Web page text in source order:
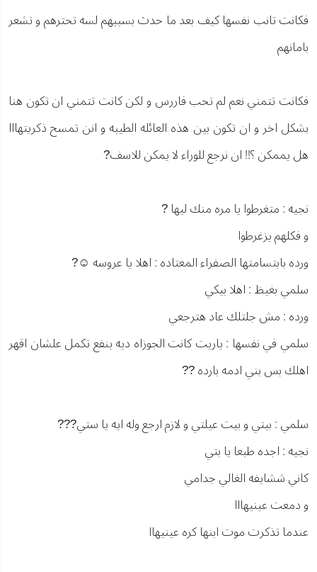
فكانت تانب نفسها كيف بعد ما حدث بسببهم لسه تحترهم و تشعر
بامانهم
فكانت تتمني نعم لم تحب فاررس و لكن كانت تتمني ان تكون هنا
بشكل اخر و ان تكون بين هذه العائله الطيبه و انن تمسح ذكريتهااا
هل يممكن ؟!! ان نرجع للوراء لا يمكن للاسف?
نجيه : متغرطوا يا مره منك ليها ?
و فكلهم يزغرطوا
ورده بابتسامتها الصفراء المعتاده : اهلا يا عروسه ☺?
سلمي بغيظ : اهلا بيكي
ورده : مش جلتلك عاد هترجعي
سلمي في نفسها : ياريت كانت الجوزاه ديه ينفع تكمل علشان اقهر
اهلك بس بني ادمه بارده ??
سلمي : بيتي و بيت عيلتي و لازم ارجع وله ايه يا ستي???
نجيه : اجده طبعا يا بتي
كاني ششايفه الغالي جدامي
و دمعت عينيهااا
عندما تذكرت موت ابنها كره عينيهاا